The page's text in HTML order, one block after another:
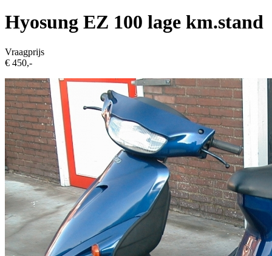
Hyosung EZ 100 lage km.stand
Vraagprijs
€ 450,-